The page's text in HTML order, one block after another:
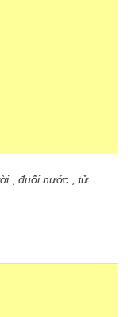
,đuối nước ,tử